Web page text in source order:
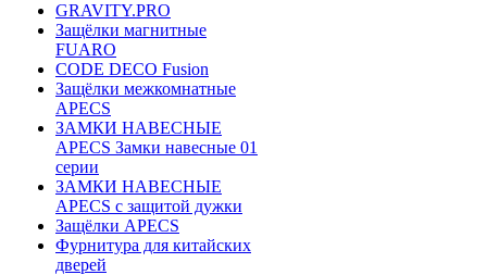
GRAVITY.PRO
Защёлки магнитные
FUARO
CODE DECO Fusion
Защёлки межкомнатные
APECS
ЗАМКИ НАВЕСНЫЕ
APECS Замки навесные 01
серии
ЗАМКИ НАВЕСНЫЕ
APECS с защитой дужки
Защёлки APECS
Фурнитура для китайских
дверей